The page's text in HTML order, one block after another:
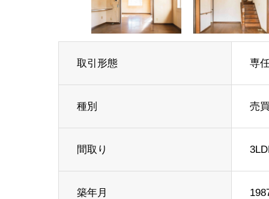
取引形態 専
種別 売
間取り
築年月